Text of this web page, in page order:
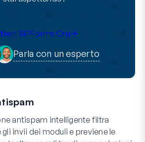
WPForms Ora
Parla con un esperto
antispam intelligente filtra
invii dei moduli e previene le